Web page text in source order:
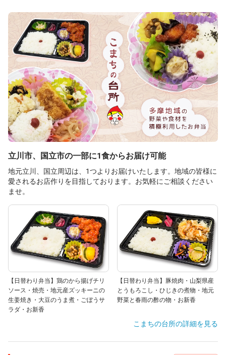
立川市、国立市の一部に1食からお届け可能
地元立川、国立周辺は、1つよりお届けいたします。地域の皆様に
愛されるお店作りを目指しております。お気軽にご相談ください
ませ。
【日替わり弁当】鶏のから揚げチリ
ソース・焼売・地元産ズッキーニの
生姜焼き・大豆のうま煮・ごぼうサ
ラダ・お新香
【日替わり弁当】豚焼肉・山梨県産
とうもろこし・ひじきの煮物・地元
野菜と春雨の酢の物・お新香
こまちの台所の詳細を見る